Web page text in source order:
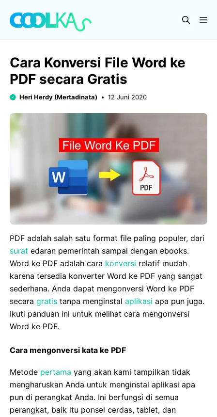
Cara Konversi File Word ke
PDF secara Gratis
Heri Herdy (Mertadinata) 12 Juni 2020
PDF adalah salah satu format file paling populer, dari
surat edaran pemerintah sampai dengan ebooks.
Word ke PDF adalah cara konversi relatif mudah
karena tersedia konverter Word ke PDF yang sangat
sederhana. Anda dapat mengonversi Word ke PDF
secara gratis tanpa menginstal aplikasi apa pun juga.
Ikuti panduan ini untuk melihat cara mengonversi
Word ke PDF.
Cara mengonversi kata ke PDF
Metode pertama yang akan kami tampilkan tidak
mengharuskan Anda untuk menginstal aplikasi apa
pun di perangkat Anda. Ini berfungsi di semua
perangkat, baik itu ponsel cerdas, tablet, dan